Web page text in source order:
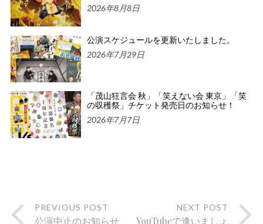
2026年8月8日
公演スケジュールを更新いたしました。
2026年7月29日
「茂山狂言会 秋」「笑えない会 東京」「笑
の収穫祭」チケット発売日のお知らせ！
2026年7月7日
PREVIOUS POST
公演中止のお知らせ
NEXT POST
YouTubeで逢いましょ